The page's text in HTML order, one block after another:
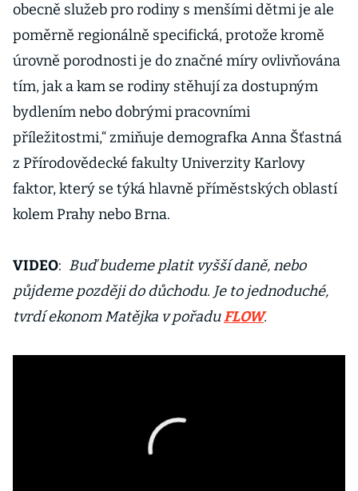
obecně služeb pro rodiny s menšími dětmi je ale
poměrně regionálně specifická, protože kromě
úrovně porodnosti je do značné míry ovlivňována
tím, jak a kam se rodiny stěhují za dostupným
bydlením nebo dobrými pracovními
příležitostmi,“ zmiňuje demografka Anna Šťastná
z Přírodovědecké fakulty Univerzity Karlovy
faktor, který se týká hlavně příměstských oblastí
kolem Prahy nebo Brna.
VIDEO: Buď budeme platit vyšší daně, nebo
půjdeme později do důchodu. Je to jednoduché,
tvrdí ekonom Matějka v pořaduFLOW.